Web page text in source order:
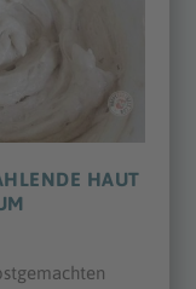
HAUT